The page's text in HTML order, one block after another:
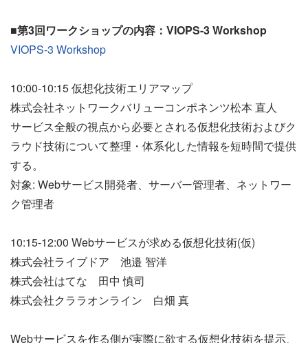
■第3回ワークショップの内容：VIOPS-3 Workshop
VIOPS-3 Workshop
10:00-10:15 仮想化技術エリアマップ
株式会社ネットワークバリューコンポネンツ松本 直人
サービス全般の視点から必要とされる仮想化技術およびク
ラウド技術について整理・体系化した情報を短時間で提供
する。
対象: Webサービス開発者、サーバー管理者、ネットワー
ク管理者
10:15-12:00 Webサービスが求める仮想化技術(仮)
株式会社ライブドア 池邉 智洋
株式会社はてな 田中 慎司
株式会社クララオンライン 白畑 真
Webサービスを作る側が実際に欲する仮想化技術を提示、